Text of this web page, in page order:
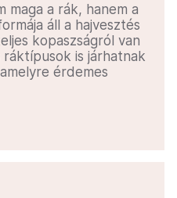
maga a rák, hanem a
áll a hajvesztés
kopaszságról van
is járhatnak
érdemes